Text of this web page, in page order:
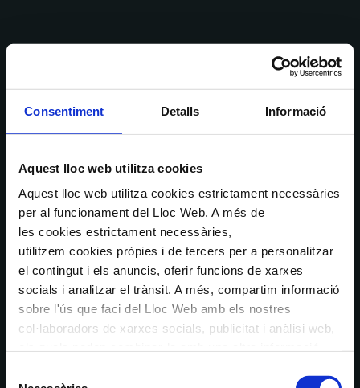
Consentiment Detalls Informació
Aquest lloc web utilitza cookies
Aquest lloc web utilitza cookies estrictament necessàries
per al funcionament del Lloc Web. A més de
les cookies estrictament necessàries,
utilitzem cookies pròpies i de tercers per a personalitzar
el contingut i els anuncis, oferir funcions de xarxes
socials i analitzar el trànsit. A més, compartim informació
sobre l'ús que faci del Lloc Web amb els nostres
col·laboradors de xarxes socials, publicitat i anàlisi web,